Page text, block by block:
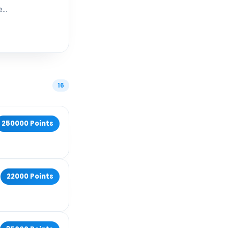
16
250000 Points
22000 Points